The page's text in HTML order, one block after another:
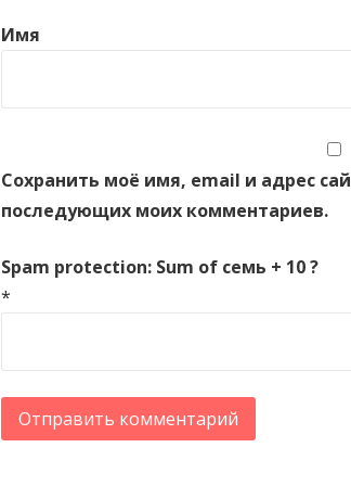
Имя
Сохранить моё имя, email и адрес
последующих моих комментариев.
Spam protection: Sum of семь + 10 ?
*